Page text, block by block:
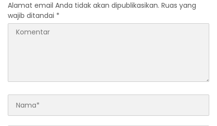
Alamat email Anda tidak akan dipublikasikan. Ruas yang
wajib ditandai *